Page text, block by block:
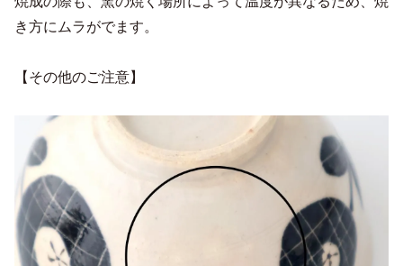
き方にムラがでます。
【その他のご注意】